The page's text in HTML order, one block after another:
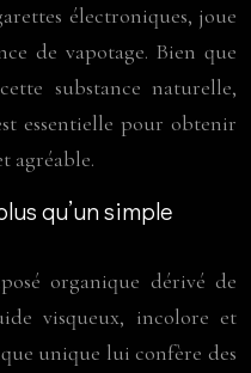
électroniques, joue
de vapotage. Bien que
substance naturelle,
essentielle pour obtenir
agréable.
qu’un simple
organique dérivé de
visqueux, incolore et
unique lui confère des